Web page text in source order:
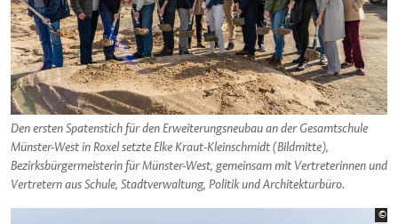
Den ersten Spatenstich für den Erweiterungsneubau an der Gesamtschule
Münster-West in Roxel setzte Elke Kraut-Kleinschmidt (Bildmitte),
Bezirksbürgermeisterin für Münster-West, gemeinsam mit Vertreterinnen und
Vertretern aus Schule, Stadtverwaltung, Politik und Architekturbüro.
©